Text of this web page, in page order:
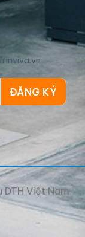
inviva.vn
DTH Việt Nam